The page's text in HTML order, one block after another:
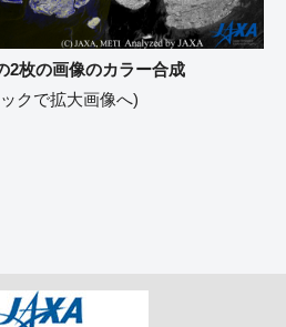
2枚の画像のカラー合成
クで拡大画像へ)